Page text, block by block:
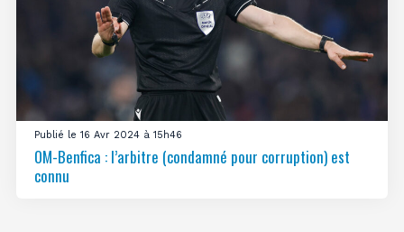
Publié le 16 Avr 2024 à 15h46
OM-Benfica : l’arbitre (condamné pour corruption) est
connu